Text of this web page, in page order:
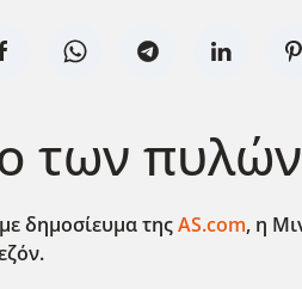
των
δημοσίευμα τηςAS.com, η